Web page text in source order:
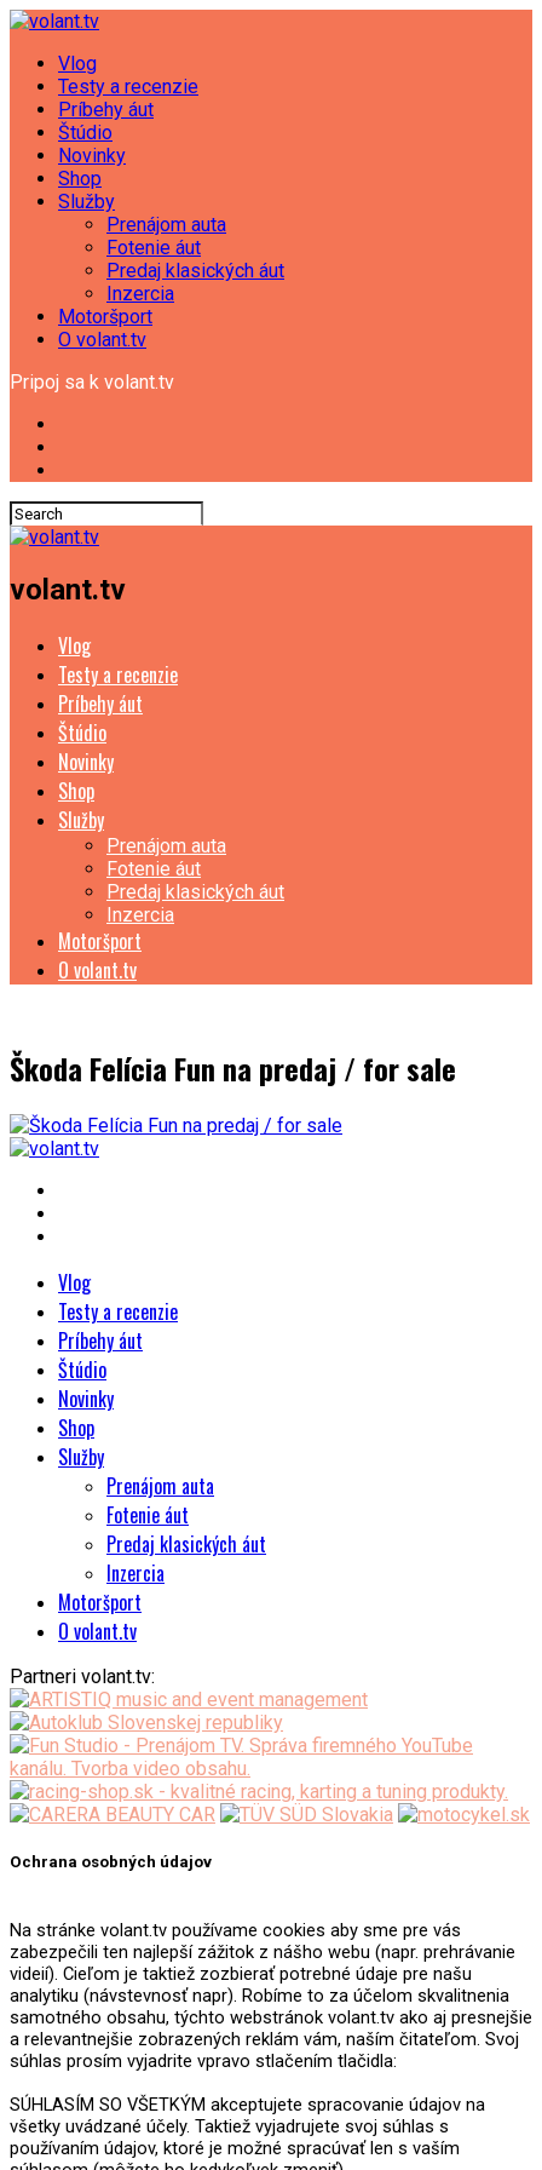
Vlog
Testy a recenzie
Príbehy áut
Štúdio
Novinky
Shop
Služby
Prenájom auta
Fotenie áut
Predaj klasických áut
Inzercia
Motoršport
O volant.tv
Pripoj sa k volant.tv
volant.tv
Vlog
Testy a recenzie
Príbehy áut
Štúdio
Novinky
Shop
Služby
Prenájom auta
Fotenie áut
Predaj klasických áut
Inzercia
Motoršport
O volant.tv
Škoda Felícia Fun na predaj / for sale
Vlog
Testy a recenzie
Príbehy áut
Štúdio
Novinky
Shop
Služby
Prenájom auta
Fotenie áut
Predaj klasických áut
Inzercia
Motoršport
O volant.tv
Partneri volant.tv:
Ochrana osobných údajov
Na stránke volant.tv používame cookies aby sme pre vás
zabezpečili ten najlepší zážitok z nášho webu (napr. prehrávanie
videií). Cieľom je taktiež zozbierať potrebné údaje pre našu
analytiku (návstevnosť napr). Robíme to za účelom skvalitnenia
samotného obsahu, týchto webstránok volant.tv ako aj presnejšie
a relevantnejšie zobrazených reklám vám, naším čitateľom. Svoj
súhlas prosím vyjadrite vpravo stlačením tlačidla:
SÚHLASÍM SO VŠETKÝM akceptujete spracovanie údajov na
všetky uvádzané účely. Taktiež vyjadrujete svoj súhlas s
používaním údajov, ktoré je možné spracúvať len s vaším